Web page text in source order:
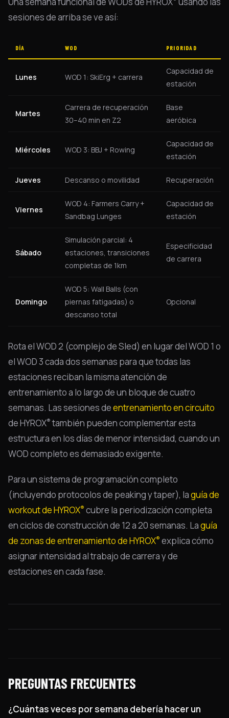
sesiones de arriba se ve así:
DÍA WOD PRIORIDAD
Lunes WOD 1: SkiErg + carrera
Capacidad de
estación
Martes
Carrera de recuperación
30–40 min en Z2
Base
aeróbica
Miércoles WOD 3: BBJ + Rowing
Capacidad de
estación
Jueves Descanso o movilidad Recuperación
Viernes
WOD 4: Farmers Carry +
Sandbag Lunges
Capacidad de
estación
Sábado
Simulación parcial: 4
estaciones, transiciones
completas de 1km
Especificidad
de carrera
Domingo
WOD 5: Wall Balls (con
piernas fatigadas) o
descanso total
Opcional
Rota el WOD 2 (complejo de Sled) en lugar del WOD 1 o
el WOD 3 cada dos semanas para que todas las
estaciones reciban la misma atención de
entrenamiento a lo largo de un bloque de cuatro
semanas. Las sesiones deentrenamiento en circuito
de HYROX®también pueden complementar esta
estructura en los días de menor intensidad, cuando un
WOD completo es demasiado exigente.
Para un sistema de programación completo
(incluyendo protocolos de peaking y taper), laguía de
workout de HYROX® cubre la periodización completa
en ciclos de construcción de 12 a 20 semanas. Laguía
de zonas de entrenamiento de HYROX® explica cómo
asignar intensidad al trabajo de carrera y de
estaciones en cada fase.
PREGUNTAS FRECUENTES
¿Cuántas veces por semana debería hacer un